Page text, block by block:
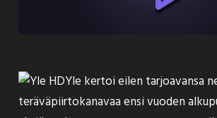
Yle kertoieilen tarjoavansa
teräväpiirtokanavaa ensi vuoden